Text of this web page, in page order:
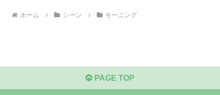
ホーム シーン モーニング
PAGE TOP